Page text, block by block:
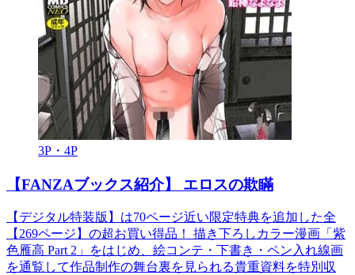
3P・4P
【FANZAブックス紹介】 エロスの欺瞞
【デジタル特装版】は70ページ近い限定特典を追加した全
【269ページ】の超お買い得品！ 描き下ろしカラー漫画「紫
色雁高 Part 2」をはじめ、絵コンテ・下書き・ペン入れ線画
を通覧して作品制作の舞台裏を見られる貴重資料を特別収